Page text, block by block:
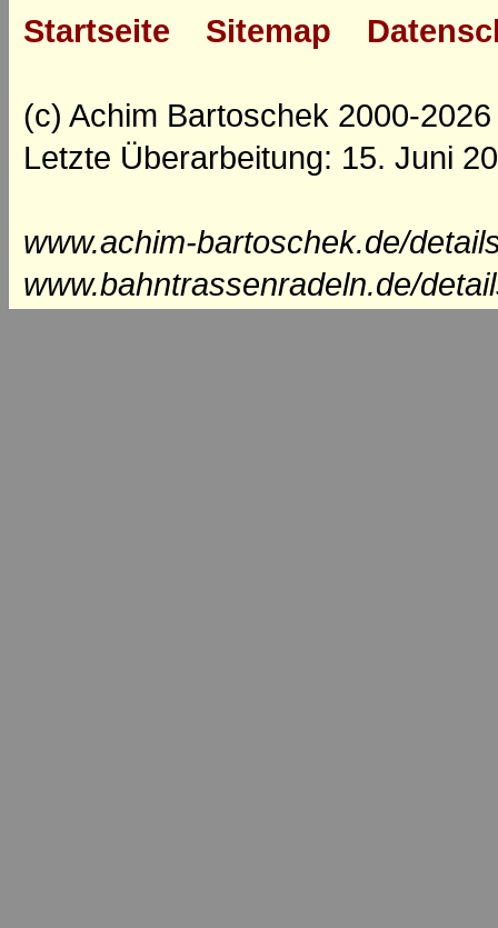
Startseite Sitemap
(c) Achim Bartoschek 2000-2026
Letzte Überarbeitung: 15. Juni
www.achim-bartoschek.de/
www.bahntrassenradeln.de/